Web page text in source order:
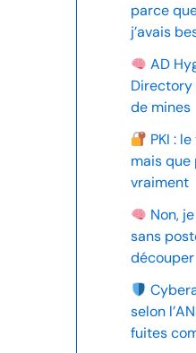
parce
j’avais
AD
de mines
PKI :
mais que
vraiment
Non,
sans
selon
fuites